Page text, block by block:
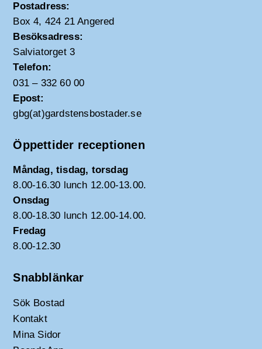
Postadress:
Box 4, 424 21 Angered
Besöksadress:
Salviatorget 3
Telefon:
031 – 332 60 00
Epost:
gbg(at)gardstensbostader.se
Öppettider receptionen
Måndag, tisdag, torsdag
8.00-16.30 lunch 12.00-13.00.
Onsdag
8.00-18.30 lunch 12.00-14.00.
Fredag
8.00-12.30
Snabblänkar
Sök Bostad
Kontakt
Mina Sidor